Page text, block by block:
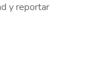
y reportar